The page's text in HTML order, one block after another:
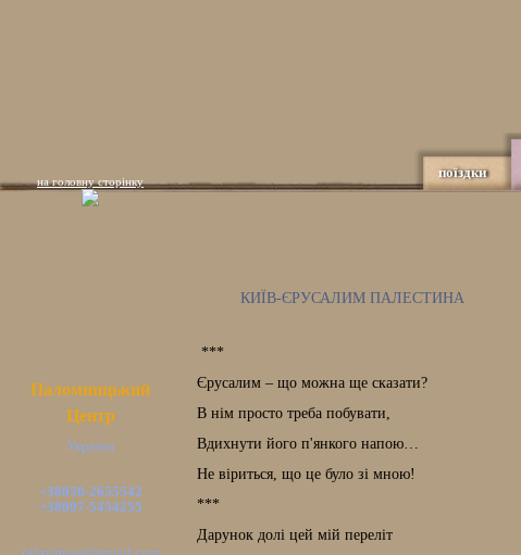
поїздки
на головну сторінку
Паломницький
Центр
Україна
+38050-2655542
+38097-5454255
КИЇВ-ЄРУСАЛИМ ПАЛЕСТИНА
***
Єрусалим – що можна ще сказати?
В нім просто треба побувати,
Вдихнути його п'янкого напою…
Не віриться, що це було зі мною!
***
Дарунок долі цей мій переліт